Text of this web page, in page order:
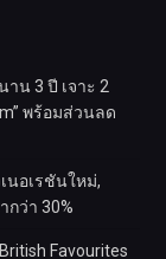
น 3 ปี เจาะ 2
พร้อมส่วนลด
นอเรชันใหม่,
กว่า 30%
Favourites